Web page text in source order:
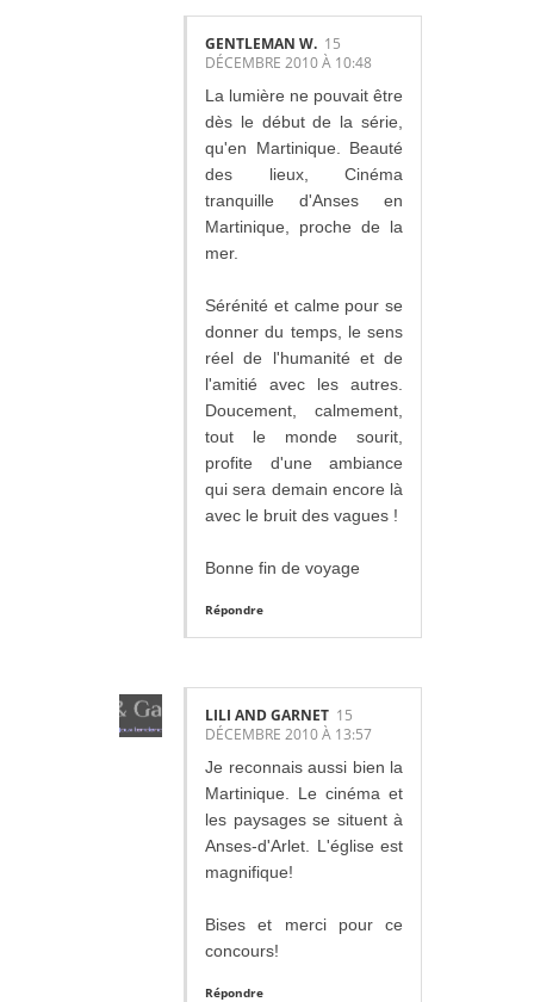
GENTLEMAN W. 15
DÉCEMBRE 2010 À 10:48
La lumière ne pouvait être
dès le début de la série,
qu'en Martinique. Beauté
des lieux, Cinéma
tranquille d'Anses en
Martinique, proche de la
mer.
Sérénité et calme pour se
donner du temps, le sens
réel de l'humanité et de
l'amitié avec les autres.
Doucement, calmement,
tout le monde sourit,
profite d'une ambiance
qui sera demain encore là
avec le bruit des vagues !
Bonne fin de voyage
Répondre
LILI AND GARNET 15
DÉCEMBRE 2010 À 13:57
Je reconnais aussi bien la
Martinique. Le cinéma et
les paysages se situent à
Anses-d'Arlet. L'église est
magnifique!
Bises et merci pour ce
concours!
Répondre